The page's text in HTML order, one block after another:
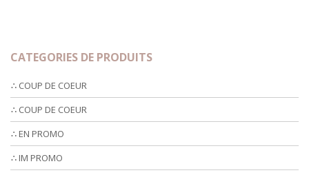
CATEGORIES DE PRODUITS
∴ COUP DE COEUR
∴ COUP DE COEUR
∴ EN PROMO
∴ IM PROMO